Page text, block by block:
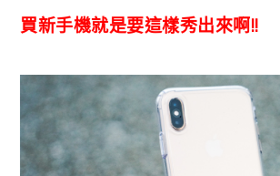
買新手機就是要這樣秀出來啊!!